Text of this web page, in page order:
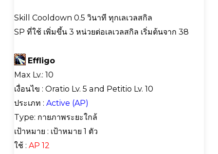
Skill Cooldown 0.5 วินาที ทุกเลเวลสกิล
SP ที่ใช้ เพิ่มขึ้น 3 หน่วยต่อเลเวลสกิล เริ่มต้นจาก 38
Effligo
Max Lv.: 10
เงื่อนไข : Oratio Lv. 5 and Petitio Lv. 10
ประเภท : Active (AP)
Type: กายภาพระยะใกล้
เป้าหมาย : เป้าหมาย 1 ตัว
ใช้ : AP 12